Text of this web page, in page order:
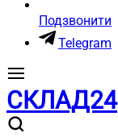
Подзвонити
Telegram
СКЛАД24